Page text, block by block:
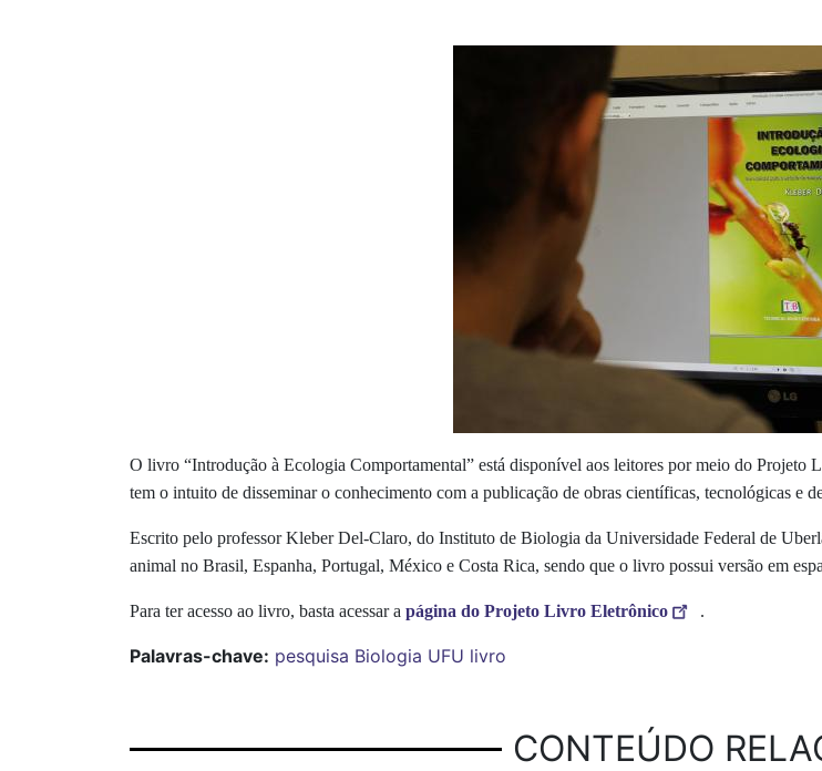
O livro “Introdução à Ecologia Comportamental” está disponível aos leitores por meio do
tem o intuito de disseminar o conhecimento com a publicação de obras científicas, tecnológicas e
Escrito pelo professor Kleber Del-Claro, do Instituto de Biologia da Universidade Federal de
animal no Brasil, Espanha, Portugal, México e Costa Rica, sendo que o livro possui versão em
Para ter acesso ao livro, basta acessar a página do Projeto Livro Eletrônico .
Palavras-chave: pesquisa Biologia UFU livro
CONTEÚDO